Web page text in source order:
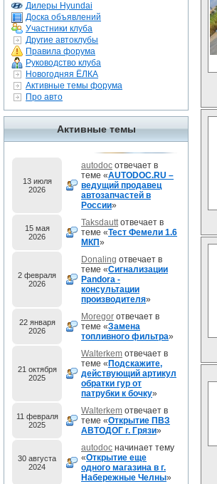
Дилеры Hyundai
Доска объявлений
Участники клуба
Другие автоклубы
Правила форума
Руководство клуба
Новогодняя ЁЛКА
Активные темы форума
Про авто
Активные темы
13 июля
2026
autodoc отвечает в
теме «AUTODOC.RU –
ведущий продавец
автозапчастей в
России»
15 мая
2026
Taksdauttотвечает в
теме «Тест Фемели 1.6
МКП»
2 февраля
2026
Donaling отвечает в
теме «Сигнализации
Pandora -
консультации
производителя»
22 января
2026
Moregor отвечает в
теме «Замена
топливного фильтра»
21 октября
2025
Walterkem отвечает в
теме « Подскажите,
действующий артикул
обратки гур от
патрубки к бочку»
11 февраля
2025
Walterkem отвечает в
теме «Открытие ПВЗ
АВТОДОГ г. Грязи»
30 августа
2024
autodoc начинает тему
«Открытие еще
одного магазина в г.
Набережные Челны»